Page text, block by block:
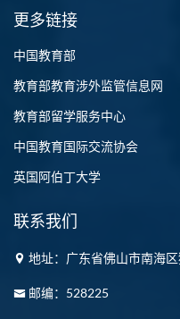
更多链接
中国教育部
教育部教育涉外监管信息网
教育部留学服务中心
中国教育国际交流协会
英国阿伯丁大学
联系我们
地址：广东省佛山市南海
邮编：528225